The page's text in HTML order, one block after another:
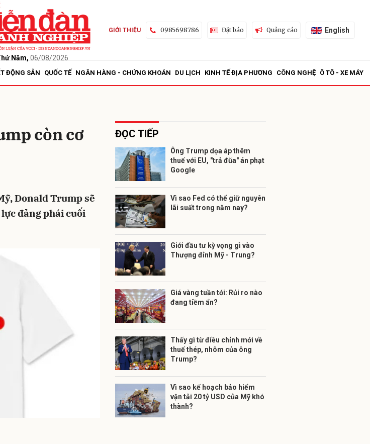
Năm, 06/08/2026
GIỚI THIỆU 0985698786 Đặt báo Quảng cáo English
ĐỘNG SẢN QUỐC TẾ NGÂN HÀNG - CHỨNG KHOÁN DU LỊCH KINH TẾ ĐỊA PHƯƠNG CÔNG NGHỆ Ô TÔ - XE MÁY
còn cơ
Donald Trump sẽ
đảng phái cuối
ĐỌC TIẾP
Ông Trump dọa áp thêm
thuế với EU, "trả đũa" án phạt
Google
Vì sao Fed có thể giữ nguyên
lãi suất trong năm nay?
Giới đầu tư kỳ vọng gì vào
Thượng đỉnh Mỹ - Trung?
Giá vàng tuần tới: Rủi ro nào
đang tiềm ẩn?
Thấy gì từ điều chỉnh mới về
thuế thép, nhôm của ông
Trump?
Vì sao kế hoạch bảo hiểm
vận tải 20 tỷ USD của Mỹ khó
thành?
Gửi